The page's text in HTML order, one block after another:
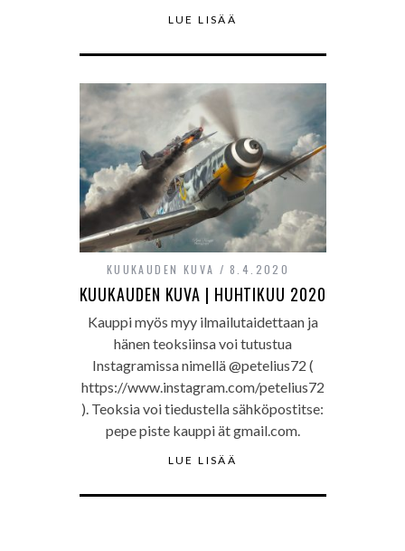
LUE LISÄÄ
KUUKAUDEN KUVA 8.4.2020
KUUKAUDEN KUVA | HUHTIKUU 2020
Kauppi myös myy ilmailutaidettaan ja
hänen teoksiinsa voi tutustua
Instagramissa nimellä @petelius72 (
https://www.instagram.com/petelius72
). Teoksia voi tiedustella sähköpostitse:
pepe piste kauppi ät gmail.com.
LUE LISÄÄ